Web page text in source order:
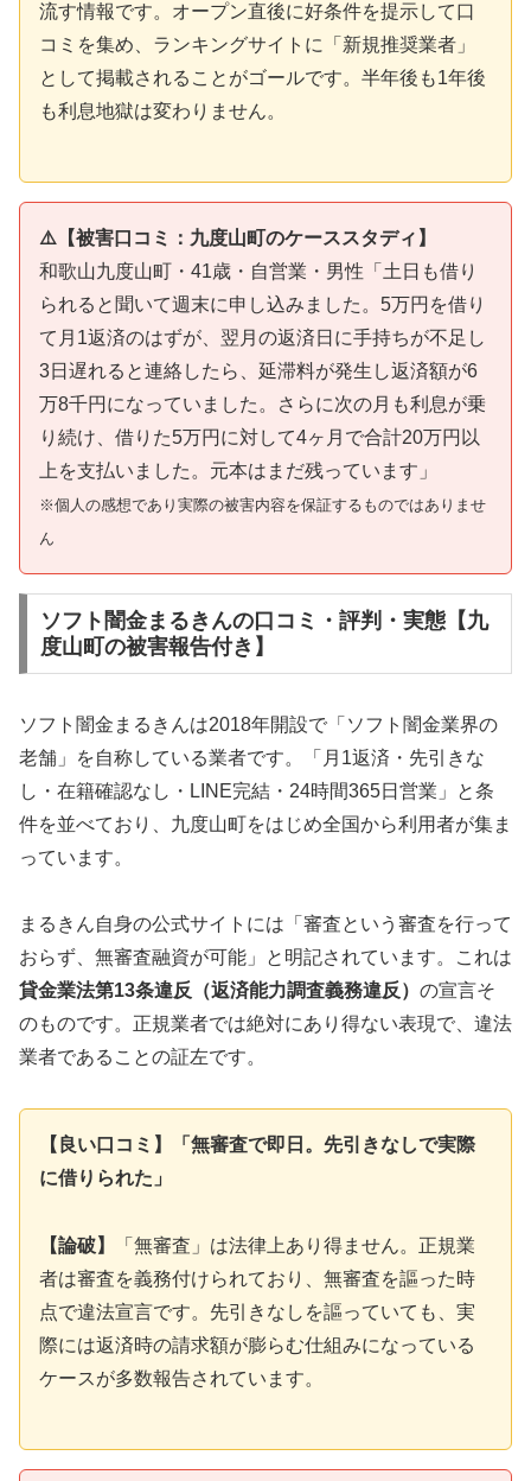
流す情報です。オープン直後に好条件を提示して口
コミを集め、ランキングサイトに「新規推奨業者」
として掲載されることがゴールです。半年後も1年後
も利息地獄は変わりません。
⚠️【被害口コミ：九度山町のケーススタディ】
和歌山九度山町・41歳・自営業・男性「土日も借り
られると聞いて週末に申し込みました。5万円を借り
て月1返済のはずが、翌月の返済日に手持ちが不足し
3日遅れると連絡したら、延滞料が発生し返済額が6
万8千円になっていました。さらに次の月も利息が乗
り続け、借りた5万円に対して4ヶ月で合計20万円以
上を支払いました。元本はまだ残っています」
※個人の感想であり実際の被害内容を保証するものではありませ
ん
ソフト闇金まるきんの口コミ・評判・実態【九
度山町の被害報告付き】
ソフト闇金まるきんは2018年開設で「ソフト闇金業界の
老舗」を自称している業者です。「月1返済・先引きな
し・在籍確認なし・LINE完結・24時間365日営業」と条
件を並べており、九度山町をはじめ全国から利用者が集ま
っています。
まるきん自身の公式サイトには「審査という審査を行って
おらず、無審査融資が可能」と明記されています。これは
貸金業法第13条違反（返済能力調査義務違反） の宣言そ
のものです。正規業者では絶対にあり得ない表現で、違法
業者であることの証左です。
【良い口コミ】「無審査で即日。先引きなしで実際
に借りられた」
【論破】
「無審査」は法律上あり得ません。正規業
者は審査を義務付けられており、無審査を謳った時
点で違法宣言です。先引きなしを謳っていても、実
際には返済時の請求額が膨らむ仕組みになっている
ケースが多数報告されています。